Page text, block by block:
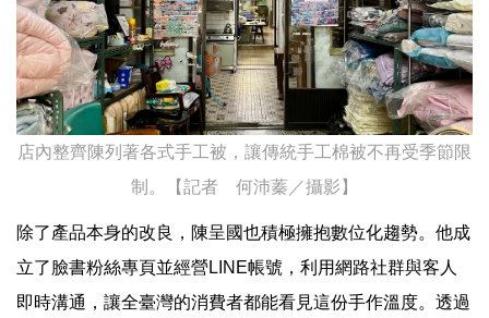
店內整齊陳列著各式手工被，讓傳統手工棉被不再受季節限
制。【記者 何沛蓁／攝影】
除了產品本身的改良，陳呈國也積極擁抱數位化趨勢。他成
立了臉書粉絲專頁並經營LINE帳號，利用網路社群與客人
即時溝通，讓全臺灣的消費者都能看見這份手作溫度。透過